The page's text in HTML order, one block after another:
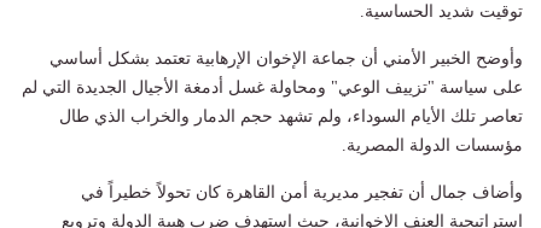
توقيت شديد الحساسية.
وأوضح الخبير الأمني أن جماعة الإخوان الإرهابية تعتمد بشكل أساسي
على سياسة "تزييف الوعي" ومحاولة غسل أدمغة الأجيال الجديدة التي لم
تعاصر تلك الأيام السوداء، ولم تشهد حجم الدمار والخراب الذي طال
مؤسسات الدولة المصرية.
وأضاف جمال أن تفجير مديرية أمن القاهرة كان تحولاً خطيراً في
استراتيجية العنف الإخوانية، حيث استهدف ضرب هيبة الدولة وترويع